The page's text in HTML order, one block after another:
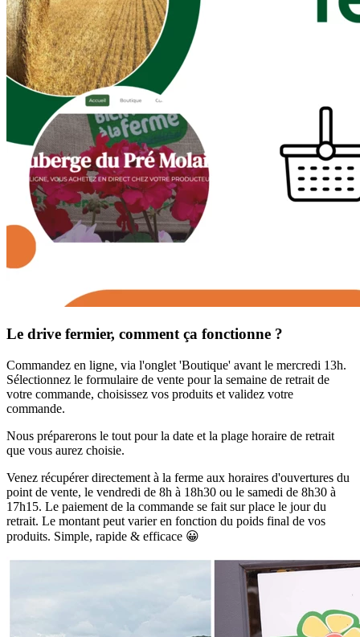
Le drive fermier, comment ça fonctionne ?
Commandez en ligne, via l'onglet 'Boutique' avant le mercredi 13h.
Sélectionnez le formulaire de vente pour la semaine de retrait de
votre commande, choisissez vos produits et validez votre
commande.
Nous préparerons le tout pour la date et la plage horaire de retrait
que vous aurez choisie.
Venez récupérer directement à la ferme aux horaires d'ouvertures du
point de vente, le vendredi de 8h à 18h30 ou le samedi de 8h30 à
17h15. Le paiement de la commande se fait sur place le jour du
retrait. Le montant peut varier en fonction du poids final de vos
produits. Simple, rapide & efficace 😀